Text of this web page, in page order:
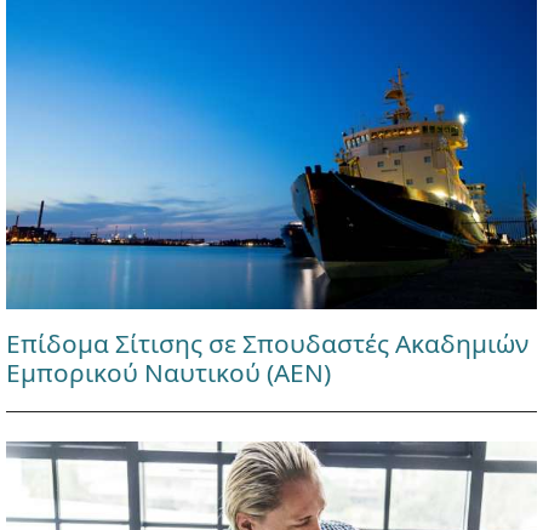
Επίδομα Σίτισης σε Σπουδαστές Ακαδημιών
Εμπορικού Ναυτικού (ΑΕΝ)